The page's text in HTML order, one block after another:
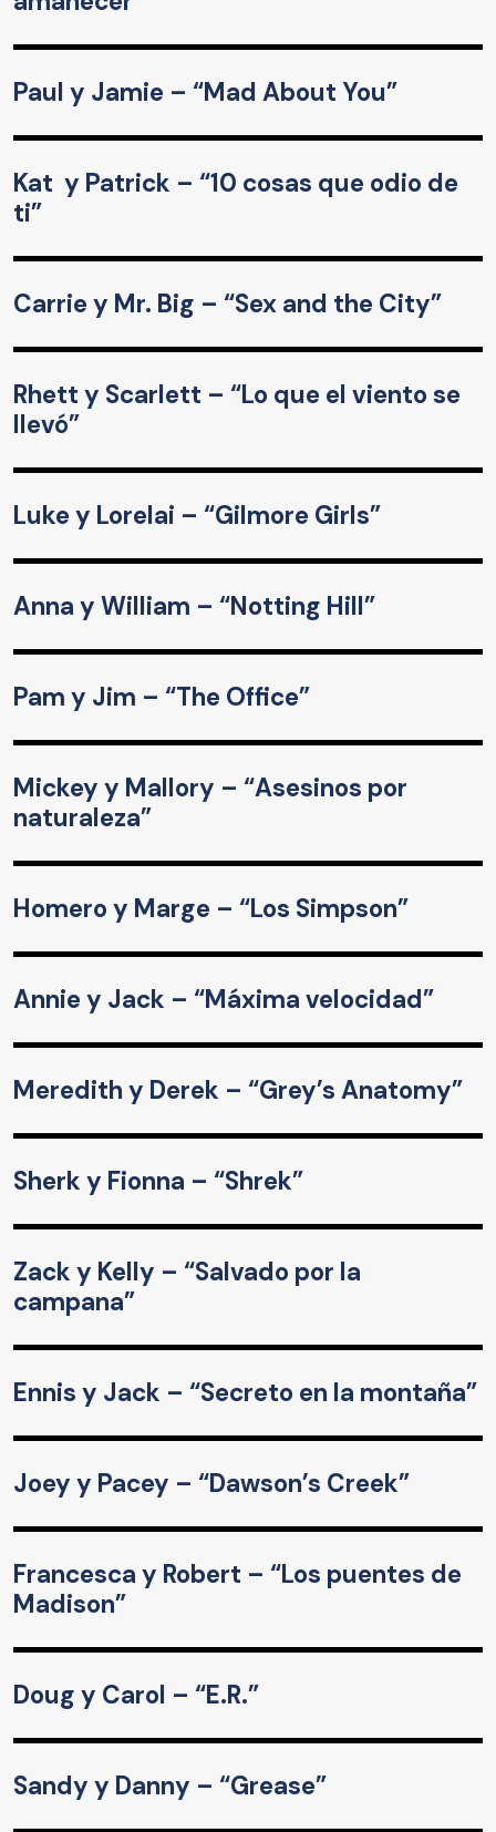
Paul y Jamie – “Mad About You”
Kat y Patrick – “10 cosas que odio de
ti”
Carrie y Mr. Big – “Sex and the City”
Rhett y Scarlett – “Lo que el viento se
llevó”
Luke y Lorelai – “Gilmore Girls”
Anna y William – “Notting Hill”
Pam y Jim – “The Office”
Mickey y Mallory – “Asesinos por
naturaleza”
Homero y Marge – “Los Simpson”
Annie y Jack – “Máxima velocidad”
Meredith y Derek – “Grey’s Anatomy”
Sherk y Fionna – “Shrek”
Zack y Kelly – “Salvado por la
campana”
Ennis y Jack – “Secreto en la montaña”
Joey y Pacey – “Dawson’s Creek”
Francesca y Robert – “Los puentes de
Madison”
Doug y Carol – “E.R.”
Sandy y Danny – “Grease”